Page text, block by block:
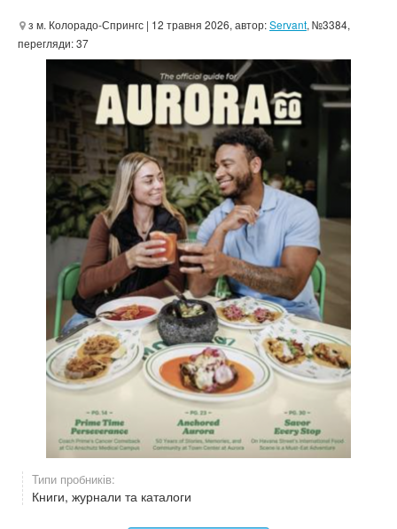
з м. Колорадо-Спрингс | 12 травня 2026, автор:Servant, №3384,
перегляди: 37
Типи пробників:
Книги, журнали та каталоги